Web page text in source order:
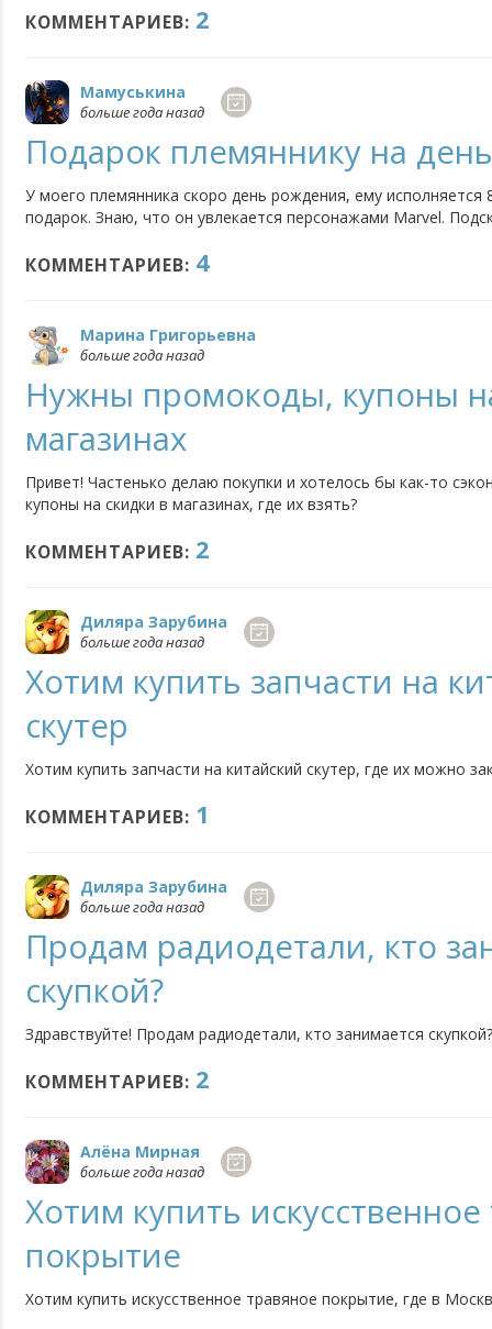
КОММЕНТАРИЕВ: 2
Мамуськина
больше года назад
Подарок племяннику на
У моего племянника скоро день рождения, ему исполняется
подарок. Знаю, что он увлекается персонажами Marvel.
КОММЕНТАРИЕВ: 4
Марина Григорьевна
больше года назад
Нужны промокоды, купоны
магазинах
Привет! Частенько делаю покупки и хотелось бы как-то
купоны на скидки в магазинах, где их взять?
КОММЕНТАРИЕВ: 2
Диляра Зарубина
больше года назад
Хотим купить запчасти на
скутер
Хотим купить запчасти на китайский скутер, где их можно
КОММЕНТАРИЕВ: 1
Диляра Зарубина
больше года назад
Продам радиодетали, кто
скупкой?
Здравствуйте! Продам радиодетали, кто занимается скупкой?
КОММЕНТАРИЕВ: 2
Алёна Мирная
больше года назад
Хотим купить
покрытие
Хотим купить искусственное травяное покрытие, где в